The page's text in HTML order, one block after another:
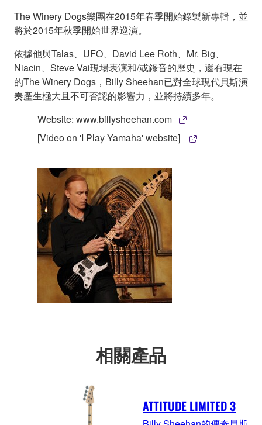
The Winery Dogs樂團在2015年春季開始錄製新專輯，並
將於2015年秋季開始世界巡演。
依據他與Talas、UFO、David Lee Roth、Mr. Big、
Niacin、Steve Vai現場表演和/或錄音的歷史，還有現在
的The Winery Dogs，Billy Sheehan已對全球現代貝斯演
奏產生極大且不可否認的影響力，並將持續多年。
Website: www.billysheehan.com
[Video on 'I Play Yamaha' website]
相關產品
ATTITUDE LIMITED 3